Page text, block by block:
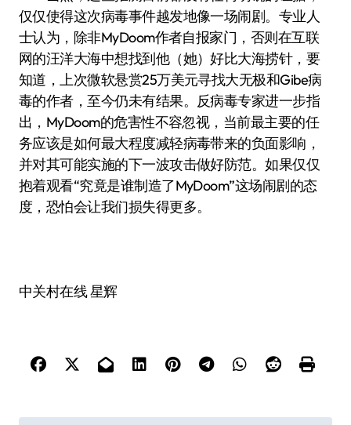
仅仅使得这次病毒事件越发地像一场闹剧。专业人
士认为，除非MyDoom作者自报家门，否则在互联
网的汪洋大海中想找到他（她）好比大海捞针，要
知道，上次微软悬赏25万美元寻找大无极和Gibe病
毒的作者，至今仍未有结果。反病毒专家进一步指
出，MyDoom的危害性不容忽视，当前最主要的任
务应该是如何最大程度减轻病毒带来的负面影响，
并对其可能实施的下一波攻击做好防范。如果仅仅
抱着观看“究竟是谁制造了MyDoom”这场闹剧的态
度，恐怕会让我们损失得更多。
中关村在线 星辉